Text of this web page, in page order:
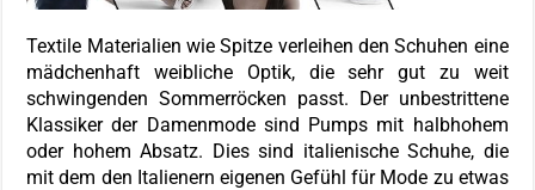
Textile Materialien wie Spitze verleihen den Schuhen eine
mädchenhaft weibliche Optik, die sehr gut zu weit
schwingenden Sommerröcken passt. Der unbestrittene
Klassiker der Damenmode sind Pumps mit halbhohem
oder hohem Absatz. Dies sind italienische Schuhe, die
mit dem den Italienern eigenen Gefühl für Mode zu etwas